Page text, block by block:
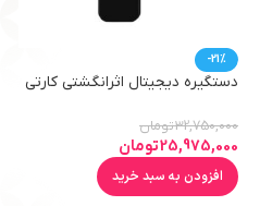
-21%
دستگیره دیجیتال اثرانگشتی کارتی
32,750,000تومان
25,975,000تومان
افزودن به سبد خرید